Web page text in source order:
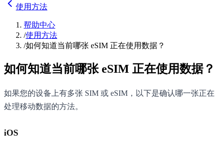
使用方法
帮助中心
/使用方法
/如何知道当前哪张 eSIM 正在使用数据？
如何知道当前哪张 eSIM 正在使用数据？
如果您的设备上有多张 SIM 或 eSIM，以下是确认哪一张正在
处理移动数据的方法。
iOS